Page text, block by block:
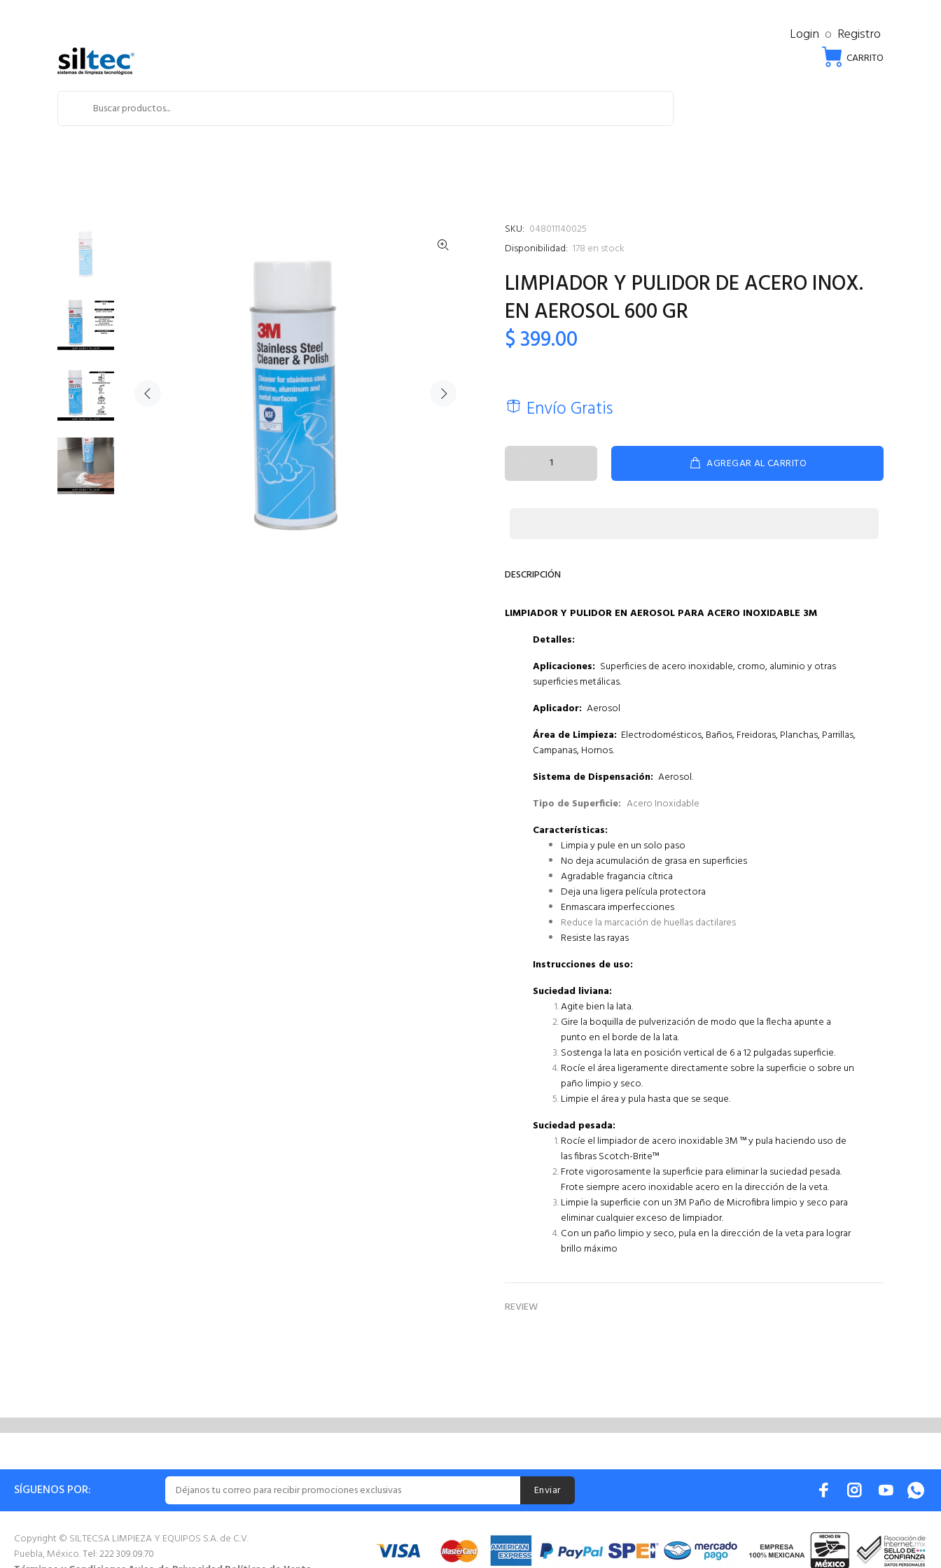
Login o Registro
CARRITO
SKU: 048011140025
Disponibilidad: 178 en stock
LIMPIADOR Y PULIDOR DE ACERO INOX.
EN AEROSOL 600 GR
$ 399.00
Envío Gratis
AGREGAR AL CARRITO
DESCRIPCIÓN
LIMPIADOR Y PULIDOR EN AEROSOL PARA ACERO INOXIDABLE 3M
Detalles:
Aplicaciones: Superficies de acero inoxidable, cromo, aluminio y otras
superficies metálicas.
Aplicador: Aerosol
Área de Limpieza: Electrodomésticos, Baños,Freidoras, Planchas, Parrillas,
Campanas,Hornos.
Sistema de Dispensación: Aerosol.
Tipo de Superficie: Acero Inoxidable
Características:
Limpia y pule en un solo paso
No deja acumulación de grasa en superficies
Agradable fragancia cítrica
Deja una ligera película protectora
Enmascara imperfecciones
Reduce la marcación de huellas dactilares
Resiste las rayas
Instrucciones de uso:
Suciedad liviana:
Agite bien la lata.
Gire la boquilla de pulverización de modo que la flecha apunte a
punto en el borde de la lata.
Sostenga la lata en posición vertical de 6 a 12 pulgadas superficie.
Rocíe el área ligeramente directamente sobre la superficie o sobre un
paño limpio y seco.
Limpie el área y pula hasta que se seque.
Suciedad pesada:
Rocíe el limpiador de acero inoxidable 3M ™ y pula haciendo uso de
las fibras Scotch-Brite™
Frote vigorosamente la superficie para eliminar la suciedad pesada.
Frote siempre acero inoxidable acero en la dirección de la veta.
Limpie la superficie con un 3M Paño de Microfibra limpio y seco para
eliminar cualquier exceso de limpiador.
Con un paño limpio y seco, pula en la dirección de la veta para lograr
brillo máximo
REVIEW
SÍGUENOS POR: Enviar
Copyright © SILTECSA LIMPIEZA Y EQUIPOS S.A. de C.V.
Puebla, México.Tel: 222 309.09.70